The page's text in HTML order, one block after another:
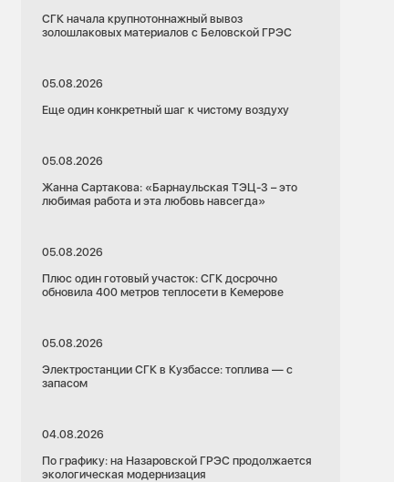
СГК начала крупнотоннажный вывоз
золошлаковых материалов с Беловской ГРЭС
05.08.2026
Еще один конкретный шаг к чистому воздуху
05.08.2026
Жанна Сартакова: «Барнаульская ТЭЦ-3 – это
любимая работа и эта любовь навсегда»
05.08.2026
Плюс один готовый участок: СГК досрочно
обновила 400 метров теплосети в Кемерове
05.08.2026
Электростанции СГК в Кузбассе: топлива — с
запасом
04.08.2026
По графику: на Назаровской ГРЭС продолжается
экологическая модернизация